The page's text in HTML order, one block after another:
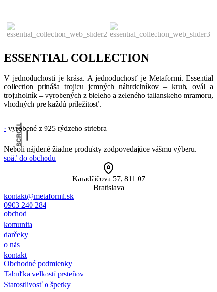
ESSENTIAL COLLECTION
V jednoduchosti je krása. A jednoduchosť je Metaformi. Essential
collection prináša trojicu jemných náhrdelníkov – kruh, ovál a
trojuholník – vyrobených z bieleho a zeleného talianskeho mramoru,
vhodných pre každú príležitosť.
· vyrobené z 925 rýdzeho striebra
SCROLL
Neboli nájdené žiadne produkty zodpovedajúce vášmu výberu.
späť do obchodu
Karadžičova 57, 811 07
Bratislava
kontakt@metaformi.sk
0903 240 284
obchod
komunita
darčeky
o nás
kontakt
Obchodné podmienky
Tabuľka velkostí prsteňov
Starostlivosť o šperky